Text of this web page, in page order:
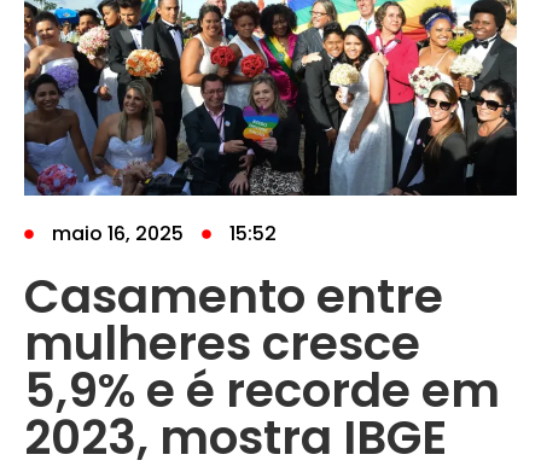
maio 16, 2025 15:52
Casamento entre
mulheres cresce
5,9% e é recorde em
2023, mostra IBGE